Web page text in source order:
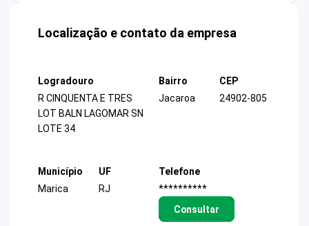
Localização e contato da empresa
Logradouro
R CINQUENTA E TRES
LOT BALN LAGOMAR SN
LOTE 34
Bairro
Jacaroa
CEP
24902-805
Município
Marica
UF
RJ
Telefone
**********
Consultar